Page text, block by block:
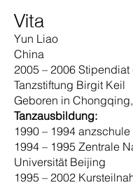
Vita
Yun Liao
China
2005 – 2006 Stipendiat
Tanzstiftung Birgit Keil
Geboren in
Tanzausbildung:
1990 – 1994
1994 – 1995 Zentrale
Universität Beijing
1995 – 2002